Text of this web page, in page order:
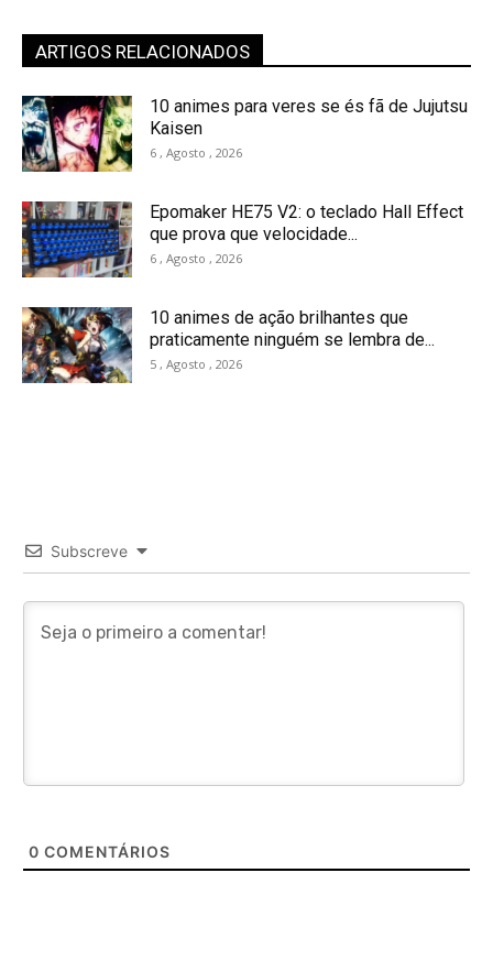
ARTIGOS RELACIONADOS
10 animes para veres se és fã de Jujutsu
Kaisen
6 , Agosto , 2026
Epomaker HE75 V2: o teclado Hall Effect
que prova que velocidade...
6 , Agosto , 2026
10 animes de ação brilhantes que
praticamente ninguém se lembra de...
5 , Agosto , 2026
Subscreve
0 COMENTÁRIOS